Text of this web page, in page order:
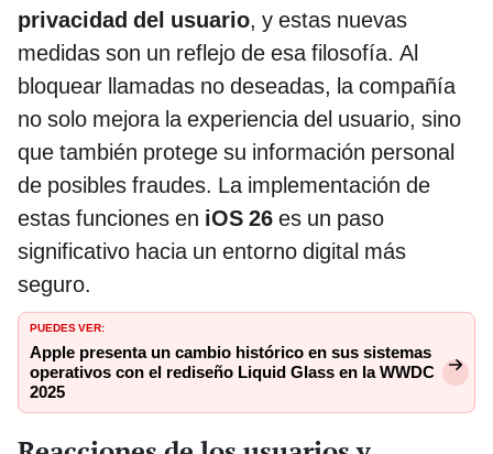
privacidad del usuario, y estas nuevas
medidas son un reflejo de esa filosofía. Al
bloquear llamadas no deseadas, la compañía
no solo mejora la experiencia del usuario, sino
que también protege su información personal
de posibles fraudes. La implementación de
estas funciones en iOS 26 es un paso
significativo hacia un entorno digital más
seguro.
PUEDES VER:
Apple presenta un cambio histórico en sus sistemas
operativos con el rediseño Liquid Glass en la WWDC
2025